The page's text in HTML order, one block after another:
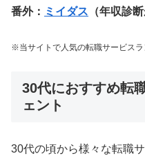
番外： ミイダス （年収診
※当サイトで人気の転職サービスラ
30代におすすめ転
ェント
30代の頃から様々な転職